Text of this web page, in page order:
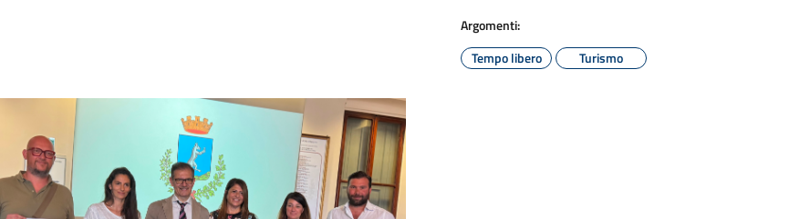
Argomenti:
Tempo libero
Turismo